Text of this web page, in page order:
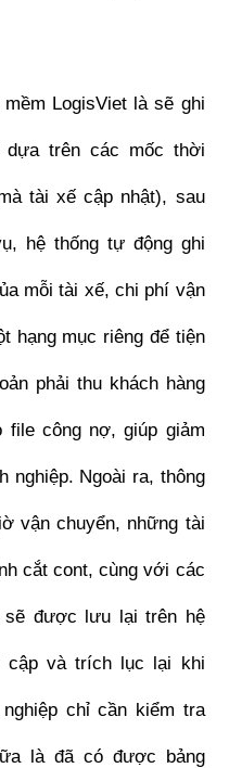
LogisViet là sẽ ghi
dựa trên các mốc thời
tài xế cập nhật), sau
hệ thống tự động ghi
mỗi tài xế, chi phí vận
hạng mục riêng để tiện
phải thu khách hàng
công nợ, giúp giảm
nghiệp. Ngoài ra, thông
vận chuyển, những tài
cắt cont, cùng với các
sẽ được lưu lại trên hệ
cập và trích lục lại khi
chỉ cần kiểm tra
là đã có được bảng